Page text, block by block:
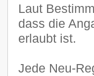
Laut
dass die
erlaubt ist.
Jede Neu-